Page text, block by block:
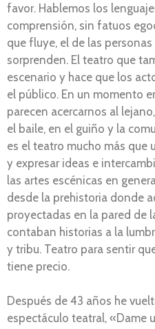
favor. Hablemos los
comprensión, sin fatuos
que fluye, el de las
sorprenden. El teatro que
escenario y hace que los
el público. En un momento
parecen acercarnos al
el baile, en el guiño y la
es el teatro mucho más que
y expresar ideas e
las artes escénicas en
desde la prehistoria donde
proyectadas en la pared de
contaban historias a la
y tribu. Teatro para sentir
tiene precio.
Después de 43 años he
espectáculo teatral, «Dame